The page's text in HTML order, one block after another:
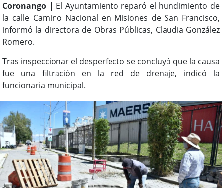
Coronango | El Ayuntamiento reparó el hundimiento de
la calle Camino Nacional en Misiones de San Francisco,
informó la directora de Obras Públicas, Claudia González
Romero.
Tras inspeccionar el desperfecto se concluyó que la causa
fue una filtración en la red de drenaje, indicó la
funcionaria municipal.